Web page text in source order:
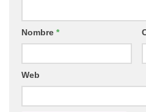
Nombre *
Web